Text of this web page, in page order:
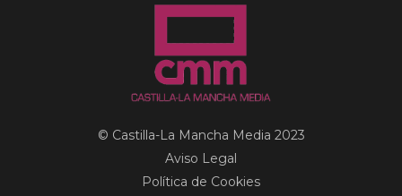
© Castilla-La Mancha Media 2023
Aviso Legal
Política de Cookies